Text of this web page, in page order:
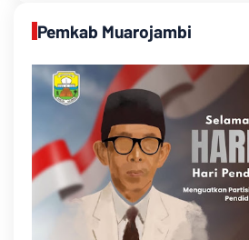
Pemkab Muarojambi